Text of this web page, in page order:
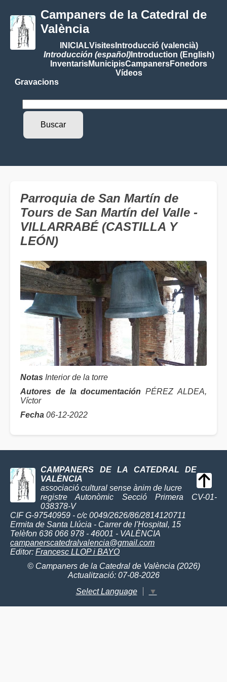
Campaners de la Catedral de
València
INICIALVisitesIntroducció (valencià)
Introducción (español)Introduction (English)
InventarisMunicipisCampanersFonedors
Vídeos
Gravacions
Parroquia de San Martín de
Tours de San Martín del Valle -
VILLARRABÉ (CASTILLA Y
LEÓN)
Notas Interior de la torre
Autores de la documentación PÉREZ ALDEA,
Víctor
Fecha 06-12-2022
CAMPANERS DE LA CATEDRAL DE
VALÈNCIA
associació cultural sense ànim de lucre
registre Autonòmic Secció Primera CV-01-
038378-V
CIF G-97540959 - c/c 0049/2626/86/2814120711
Ermita de Santa Llúcia - Carrer de l'Hospital, 15
Telèfon 636 066 978 - 46001 - VALÈNCIA
campanerscatedralvalencia@gmail.com
Editor: Francesc LLOP i BAYO
© Campaners de la Catedral de València (2026)
Actualització: 07-08-2026
Select Language
▼